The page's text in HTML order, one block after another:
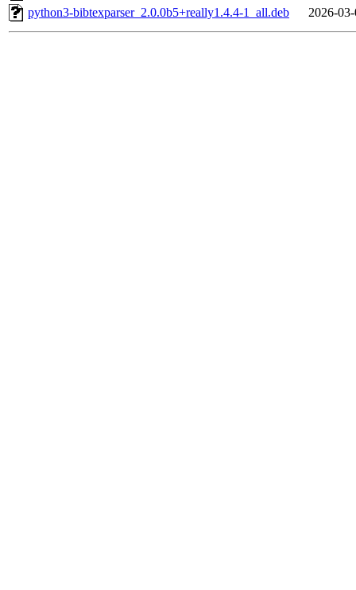
python3-bibtexparser_2.0.0b5+really1.4.4-1_all.deb
2026-